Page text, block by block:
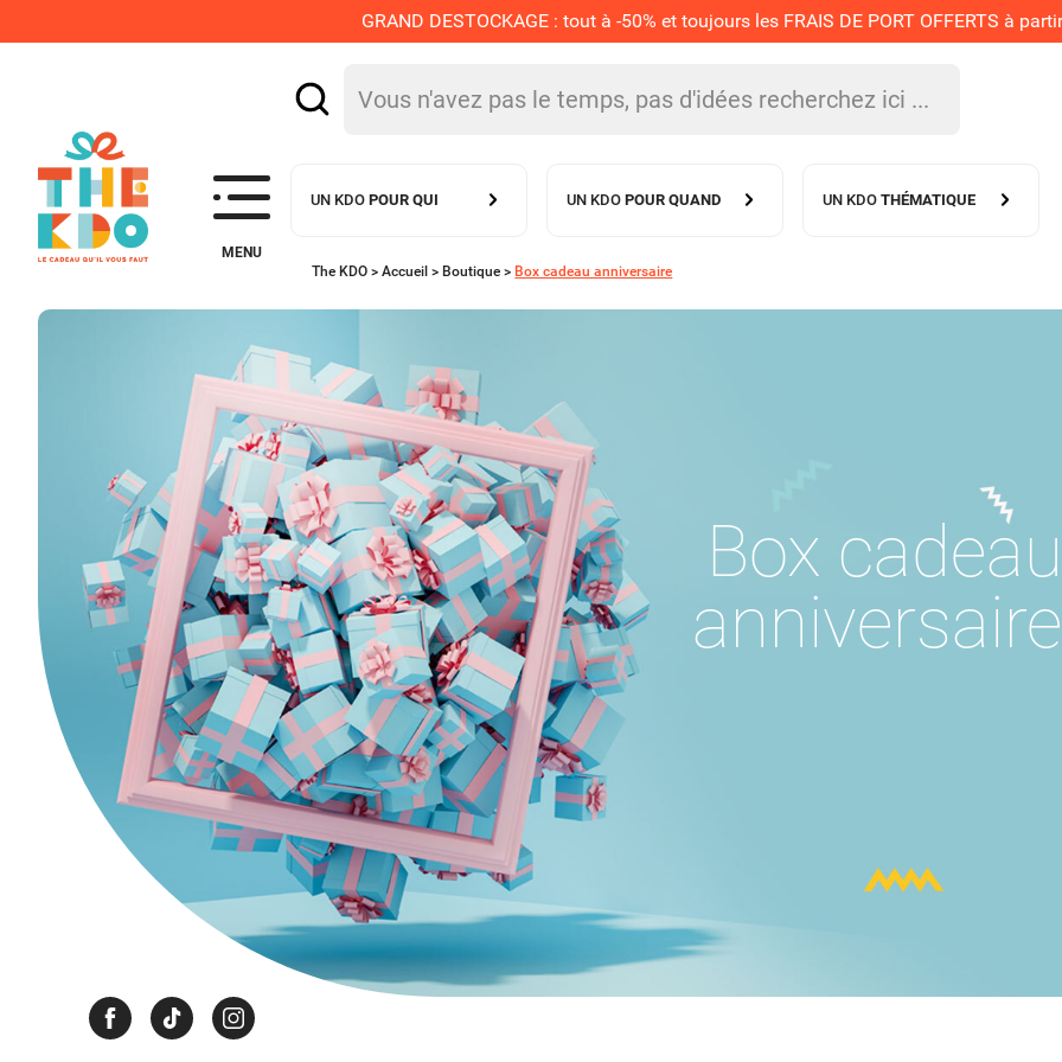
GRAND DESTOCKAGE : tout à -50% et toujours les FRAIS DE PORT OFFERTS à
MENU
UN KDOPOUR QUI UN KDOPOUR QUAND UN KDOTHÉMATIQUE
The KDO >Accueil > Boutique > Box cadeau anniversaire
Box